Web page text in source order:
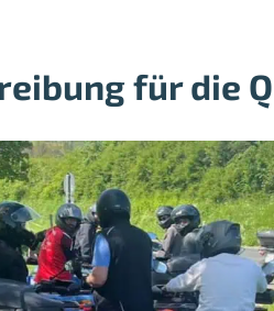
für die